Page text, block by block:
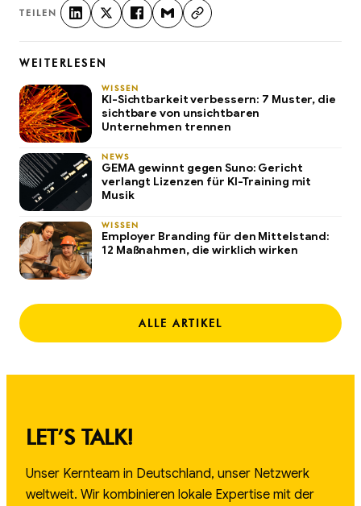
TEILEN
WEITERLESEN
WISSEN
KI-Sichtbarkeit verbessern: 7 Muster, die
sichtbare von unsichtbaren
Unternehmen trennen
NEWS
GEMA gewinnt gegen Suno: Gericht
verlangt Lizenzen für KI-Training mit
Musik
WISSEN
Employer Branding für den Mittelstand:
12 Maßnahmen, die wirklich wirken
ALLE ARTIKEL
LET’S TALK!
Unser Kernteam in Deutschland, unser Netzwerk
weltweit. Wir kombinieren lokale Expertise mit der